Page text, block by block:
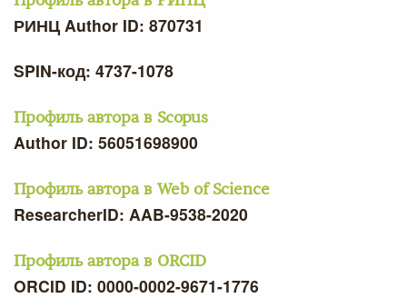
РИНЦ Author ID: 870731
SPIN-код: 4737-1078
Профиль автора в Scopus
Author ID: 56051698900
Профиль автора в Web of Science
ResearcherID: AAB-9538-2020
Профиль автора в ORCID
ORCID ID: 0000-0002-9671-1776